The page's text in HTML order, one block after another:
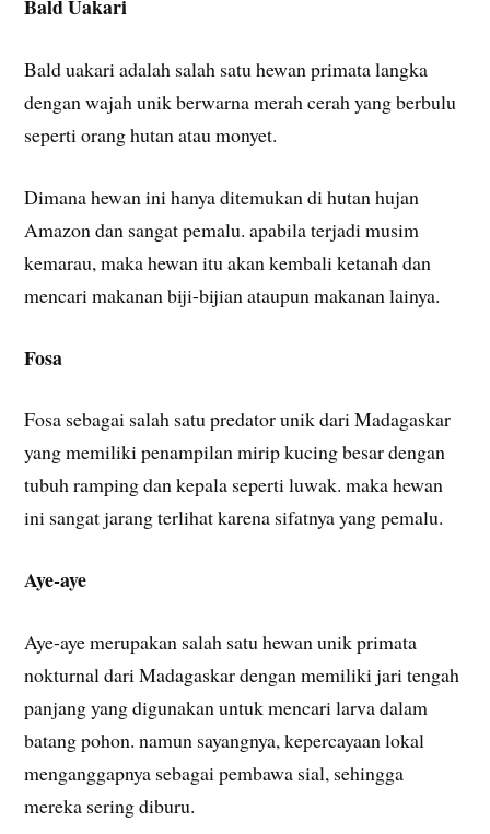
Bald Uakari
Bald uakari adalah salah satu hewan primata langka
dengan wajah unik berwarna merah cerah yang berbulu
seperti orang hutan atau monyet.
Dimana hewan ini hanya ditemukan di hutan hujan
Amazon dan sangat pemalu. apabila terjadi musim
kemarau, maka hewan itu akan kembali ketanah dan
mencari makanan biji-bijian ataupun makanan lainya.
Fosa
Fosa sebagai salah satu predator unik dari Madagaskar
yang memiliki penampilan mirip kucing besar dengan
tubuh ramping dan kepala seperti luwak. maka hewan
ini sangat jarang terlihat karena sifatnya yang pemalu.
Aye-aye
Aye-aye merupakan salah satu hewan unik primata
nokturnal dari Madagaskar dengan memiliki jari tengah
panjang yang digunakan untuk mencari larva dalam
batang pohon. namun sayangnya, kepercayaan lokal
menganggapnya sebagai pembawa sial, sehingga
mereka sering diburu.